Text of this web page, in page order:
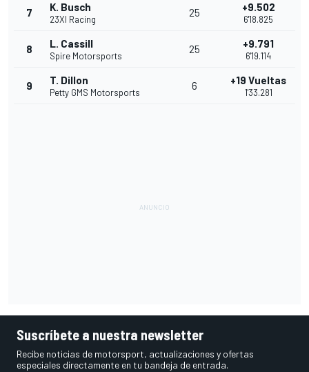
7 K. Busch
23XI Racing
25 +9.502
6'18.825
8 L. Cassill
Spire Motorsports
25 +9.791
6'19.114
9 T. Dillon
Petty GMS Motorsports
6 +19 Vueltas
1'33.281
Suscríbete a nuestra newsletter
Recibe noticias de motorsport, actualizaciones y ofertas
especiales directamente en tu bandeja de entrada.